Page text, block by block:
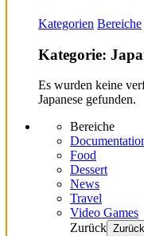
Kategorien Bereiche
Kategorie:
Es wurden keine
Japanese gefunden.
Bereiche
Food
Dessert
News
Travel
Video Games
Zurück Zurück